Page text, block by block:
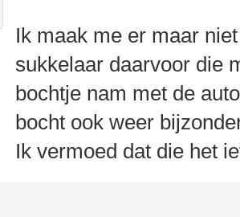
Ik maak me er maar
sukkelaar daarvoor die
bochtje nam met de
bocht ook weer
Ik vermoed dat die het